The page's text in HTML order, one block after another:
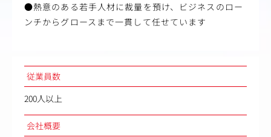
●熱意のある若手人材に裁量を預け、ビジネスのロー
ンチからグロースまで一貫して任せています
従業員数
200人以上
会社概要